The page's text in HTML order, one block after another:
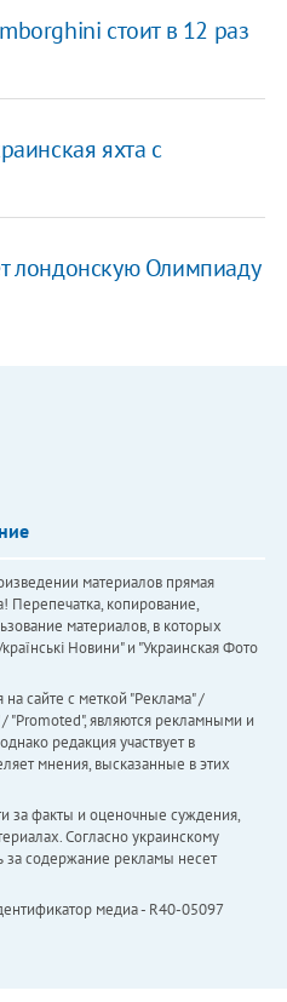
стоит в 12 раз
яхта c
лондонскую Олимпиаду
материалов прямая
Перепечатка, копирование,
материалов, в которых
Новини" и "Украинская Фото
сайте с меткой "Реклама" /
"Promoted", являются рекламными и
редакция участвует в
мнения, высказанные в этих
за факты и оценочные суждения,
Согласно украинскому
за содержание рекламы несет
медиа - R40-05097